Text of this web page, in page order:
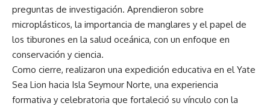
preguntas de investigación. Aprendieron sobre
microplásticos, la importancia de manglares y el papel de
los tiburones en la salud oceánica, con un enfoque en
conservación y ciencia.
Como cierre, realizaron una expedición educativa en el Yate
Sea Lion hacia Isla Seymour Norte, una experiencia
formativa y celebratoria que fortaleció su vínculo con la